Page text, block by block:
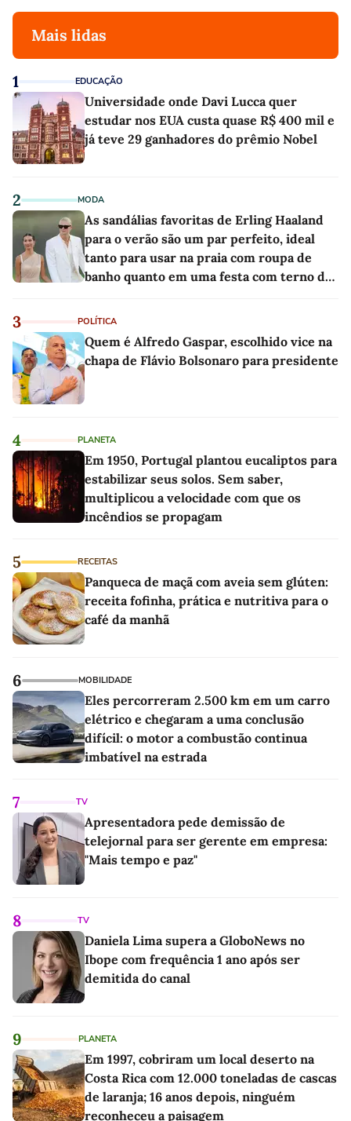
Mais lidas
1 EDUCAÇÃO
Universidade onde Davi Lucca quer
estudar nos EUA custa quase R$ 400 mil e
já teve 29 ganhadores do prêmio Nobel
2 MODA
As sandálias favoritas de Erling Haaland
para o verão são um par perfeito, ideal
tanto para usar na praia com roupa de
banho quanto em uma festa com terno de
3 POLÍTICA
Quem é Alfredo Gaspar, escolhido vice na
chapa de Flávio Bolsonaro para presidente
4 PLANETA
Em 1950, Portugal plantou eucaliptos para
estabilizar seus solos. Sem saber,
multiplicou a velocidade com que os
incêndios se propagam
5 RECEITAS
Panqueca de maçã com aveia sem glúten:
receita fofinha, prática e nutritiva para o
café da manhã
6 MOBILIDADE
Eles percorreram 2.500 km em um carro
elétrico e chegaram a uma conclusão
difícil: o motor a combustão continua
imbatível na estrada
7 TV
Apresentadora pede demissão de
telejornal para ser gerente em empresa:
"Mais tempo e paz"
8 TV
Daniela Lima supera a GloboNews no
Ibope com frequência 1 ano após ser
demitida do canal
9 PLANETA
Em 1997, cobriram um local deserto na
Costa Rica com 12.000 toneladas de cascas
de laranja; 16 anos depois, ninguém
reconheceu a paisagem